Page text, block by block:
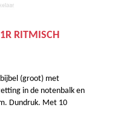
RITMISCH
(groot) met
in de notenbalk en
Dundruk. Met 10